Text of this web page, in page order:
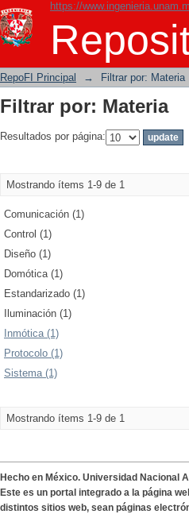
https://
Filtrar por: Materia
RepoFI Principal → Filtrar por: Materia
Filtrar por: Materia
Resultados por página:
Mostrando ítems 1-9 de 1
Comunicación (1)
Control (1)
Diseño (1)
Domótica (1)
Estandarizado (1)
Iluminación (1)
Inmótica (1)
Protocolo (1)
Sistema (1)
Mostrando ítems 1-9 de 1
Hecho en México. Universidad Nacional
Este es un portal integrado a la página
distintos sitios web, sean páginas